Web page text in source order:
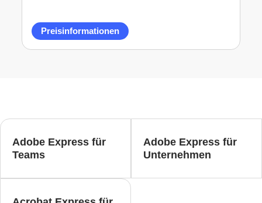
Preisinformationen
Adobe Express für
Teams
Adobe Express für
Unternehmen